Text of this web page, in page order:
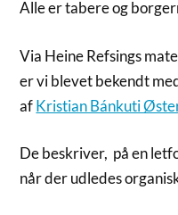
Alle er tabere og
Via Heine Refsings
er vi blevet bekendt
afKristian Bánkuti
De beskriver, på en
når der udledes